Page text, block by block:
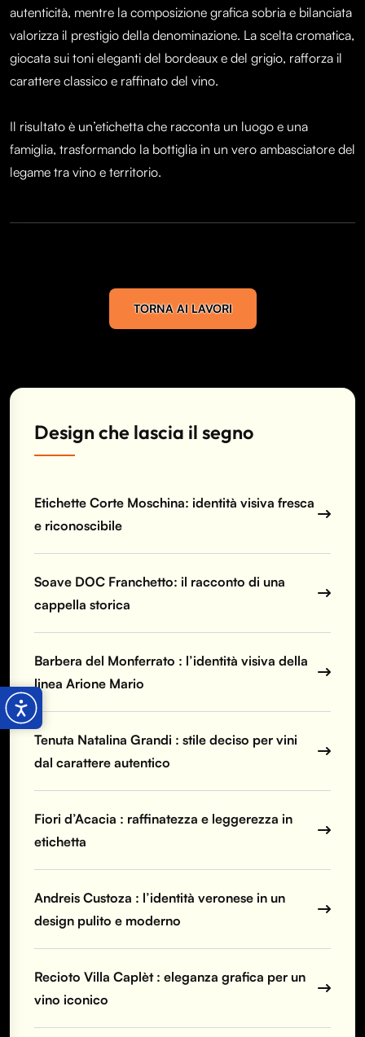
autenticità, mentre la composizione grafica sobria e bilanciata
valorizza il prestigio della denominazione. La scelta cromatica,
giocata sui toni eleganti del bordeaux e del grigio, rafforza il
carattere classico e raffinato del vino.
Il risultato è un’etichetta che racconta un luogo e una
famiglia, trasformando la bottiglia in un vero ambasciatore del
legame tra vino e territorio.
TORNA AI LAVORI
Design che lascia il segno
Etichette Corte Moschina: identità visiva fresca
e riconoscibile
Soave DOC Franchetto: il racconto di una
cappella storica
Barbera del Monferrato : l’identità visiva della
linea Arione Mario
Tenuta Natalina Grandi : stile deciso per vini
dal carattere autentico
Fiori d’Acacia : raffinatezza e leggerezza in
etichetta
Andreis Custoza : l’identità veronese in un
design pulito e moderno
Recioto Villa Caplèt : eleganza grafica per un
vino iconico